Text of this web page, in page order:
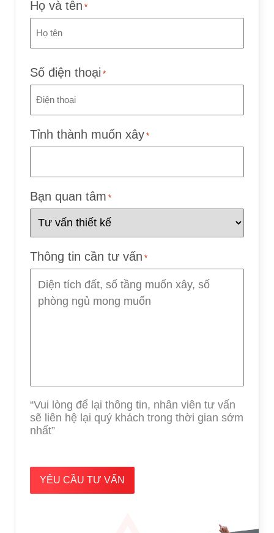
Họ và tên *
Số điện thoại *
Tỉnh thành muốn xây *
Bạn quan tâm *
Thông tin cần tư vấn *
“Vui lòng để lại thông tin, nhân viên tư vấn
sẽ liên hệ lại quý khách trong thời gian sớm
nhất”